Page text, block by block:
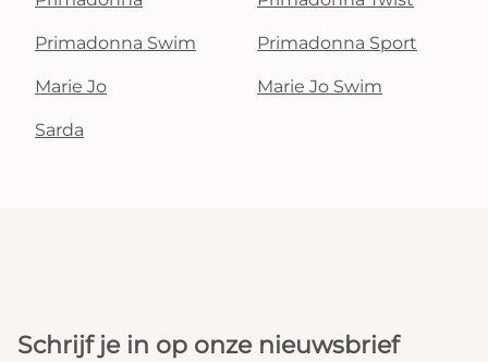
Primadonna Swim Primadonna Sport
Marie Jo Marie Jo Swim
Sarda
Schrijf je in op onze nieuwsbrief